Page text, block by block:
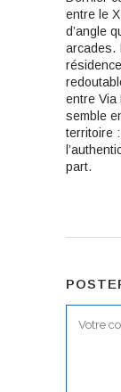
entre le
d’angle
arcades.
entre Via
semble
territoire
part.